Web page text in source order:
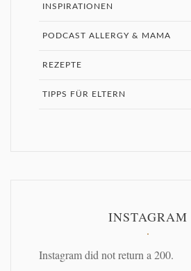
INSPIRATIONEN
PODCAST ALLERGY & MAMA
REZEPTE
TIPPS FÜR ELTERN
INSTAGRAM
Instagram did not return a 200.